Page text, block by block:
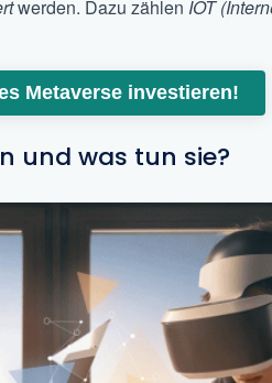
werden. Dazu zählen IOT
Metaverse investieren!
und was tun sie?